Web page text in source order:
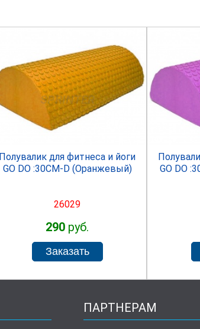
SPRINTER
Полувалик для фитнеса и йоги
GO DO :30СМ-D (Оранжевый)
26029
290 руб.
GO DO
ПАРТНЕРАМ